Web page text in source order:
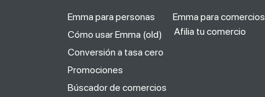
Emma para personas
Cómo usar Emma (old)
Conversión a tasa cero
Promociones
Búscador de comercios
Emma para comercios
Afilia tu comercio